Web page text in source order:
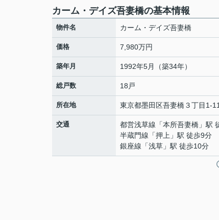
カーム・デイズ吾妻橋の基本情報
物件名 カーム・デイズ吾妻橋
価格 7,980万円
築年月 1992年5月（築34年）
総戸数 18戸
所在地 東京都墨田区吾妻橋３丁目1-11
交通 都営浅草線 「本所吾妻橋 」駅
半蔵門線 「押上 」駅 徒歩9分
銀座線 「浅草 」駅 徒歩10分